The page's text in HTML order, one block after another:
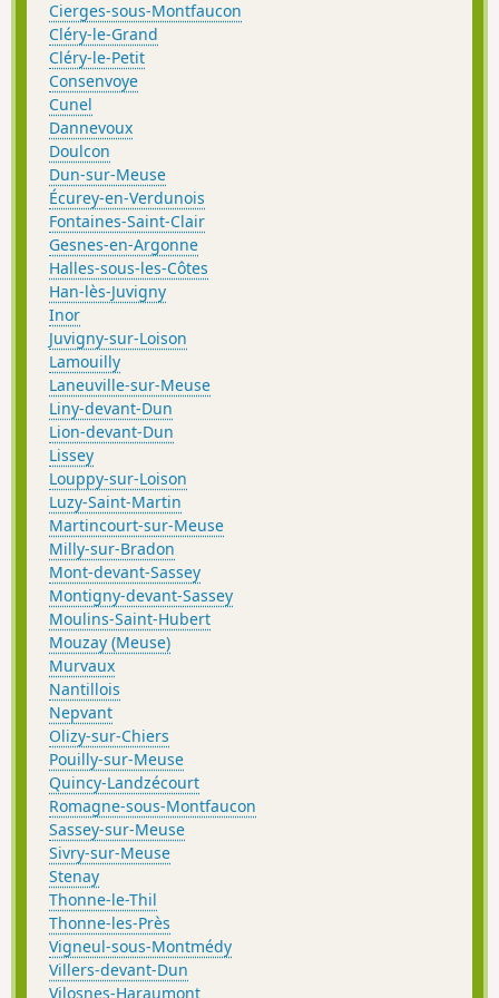
Cierges-sous-Montfaucon
Cléry-le-Grand
Cléry-le-Petit
Consenvoye
Cunel
Dannevoux
Doulcon
Dun-sur-Meuse
Écurey-en-Verdunois
Fontaines-Saint-Clair
Gesnes-en-Argonne
Halles-sous-les-Côtes
Han-lès-Juvigny
Inor
Juvigny-sur-Loison
Lamouilly
Laneuville-sur-Meuse
Liny-devant-Dun
Lion-devant-Dun
Lissey
Louppy-sur-Loison
Luzy-Saint-Martin
Martincourt-sur-Meuse
Milly-sur-Bradon
Mont-devant-Sassey
Montigny-devant-Sassey
Moulins-Saint-Hubert
Mouzay (Meuse)
Murvaux
Nantillois
Nepvant
Olizy-sur-Chiers
Pouilly-sur-Meuse
Quincy-Landzécourt
Romagne-sous-Montfaucon
Sassey-sur-Meuse
Sivry-sur-Meuse
Stenay
Thonne-le-Thil
Thonne-les-Près
Vigneul-sous-Montmédy
Villers-devant-Dun
Vilosnes-Haraumont